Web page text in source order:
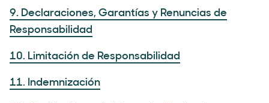
9. Declaraciones, Garantías y Renuncias de
Responsabilidad
10. Limitación de Responsabilidad
11. Indemnización